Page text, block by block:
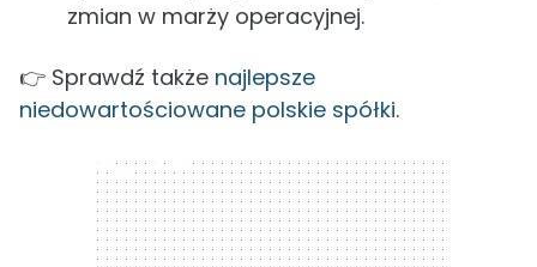
zmian w marży operacyjnej.
👉 Sprawdź także najlepsze
niedowartościowane polskie spółki.
300 x 250